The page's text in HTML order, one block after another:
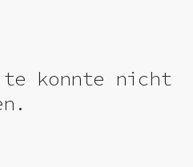
konnte nicht